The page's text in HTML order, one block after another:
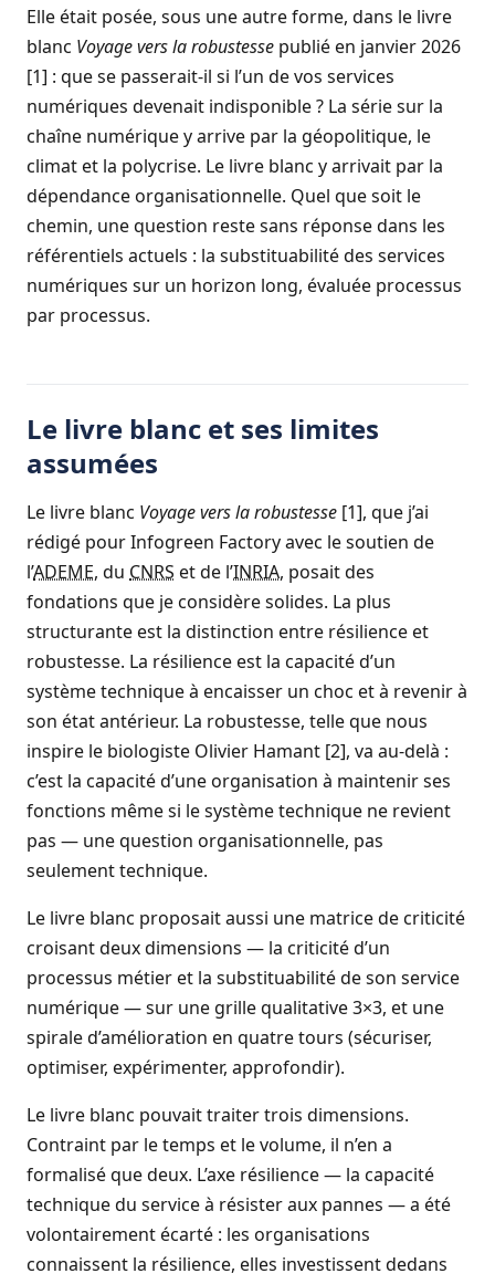
Elle était posée, sous une autre forme, dans le livre
blanc Voyage vers la robustesse publié en janvier 2026
[1] : que se passerait-il si l’un de vos services
numériques devenait indisponible ? La série sur la
chaîne numérique y arrive par la géopolitique, le
climat et la polycrise. Le livre blanc y arrivait par la
dépendance organisationnelle. Quel que soit le
chemin, une question reste sans réponse dans les
référentiels actuels : la substituabilité des services
numériques sur un horizon long, évaluée processus
par processus.
Le livre blanc et ses limites
assumées
Le livre blanc Voyage vers la robustesse [1], que j’ai
rédigé pour Infogreen Factory avec le soutien de
l’ADEME, du CNRS et de l’INRIA, posait des
fondations que je considère solides. La plus
structurante est la distinction entre résilience et
robustesse. La résilience est la capacité d’un
système technique à encaisser un choc et à revenir à
son état antérieur. La robustesse, telle que nous
inspire le biologiste Olivier Hamant [2], va au-delà :
c’est la capacité d’une organisation à maintenir ses
fonctions même si le système technique ne revient
pas — une question organisationnelle, pas
seulement technique.
Le livre blanc proposait aussi une matrice de criticité
croisant deux dimensions — la criticité d’un
processus métier et la substituabilité de son service
numérique — sur une grille qualitative 3×3, et une
spirale d’amélioration en quatre tours (sécuriser,
optimiser, expérimenter, approfondir).
Le livre blanc pouvait traiter trois dimensions.
Contraint par le temps et le volume, il n’en a
formalisé que deux. L’axe résilience — la capacité
technique du service à résister aux pannes — a été
volontairement écarté : les organisations
connaissent la résilience, elles investissent dedans